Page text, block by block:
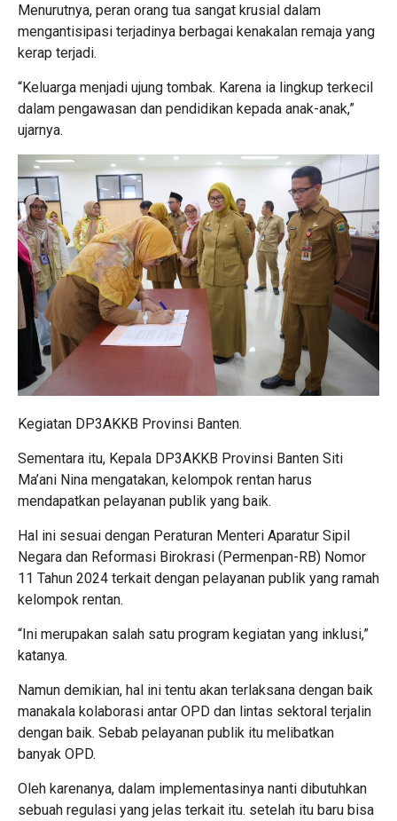
Menurutnya, peran orang tua sangat krusial dalam
mengantisipasi terjadinya berbagai kenakalan remaja yang
kerap terjadi.
“Keluarga menjadi ujung tombak. Karena ia lingkup terkecil
dalam pengawasan dan pendidikan kepada anak-anak,”
ujarnya.
Kegiatan DP3AKKB Provinsi Banten.
Sementara itu, Kepala DP3AKKB Provinsi Banten Siti
Ma’ani Nina mengatakan, kelompok rentan harus
mendapatkan pelayanan publik yang baik.
Hal ini sesuai dengan Peraturan Menteri Aparatur Sipil
Negara dan Reformasi Birokrasi (Permenpan-RB) Nomor
11 Tahun 2024 terkait dengan pelayanan publik yang ramah
kelompok rentan.
“Ini merupakan salah satu program kegiatan yang inklusi,”
katanya.
Namun demikian, hal ini tentu akan terlaksana dengan baik
manakala kolaborasi antar OPD dan lintas sektoral terjalin
dengan baik. Sebab pelayanan publik itu melibatkan
banyak OPD.
Oleh karenanya, dalam implementasinya nanti dibutuhkan
sebuah regulasi yang jelas terkait itu. setelah itu baru bisa